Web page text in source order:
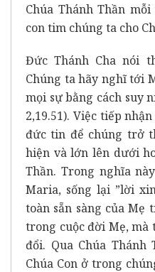
Chúa Thánh Thần
con tim chúng ta cho
Đức Thánh Cha nói
Chúng ta hãy nghĩ tới
mọi sự bằng cách suy
2,19.51). Việc tiếp
đức tin để chúng trở
hiện và lớn lên dưới
Thần. Trong nghĩa
Maria, sống lại ”lời
toàn sẵn sàng của Mẹ
trong cuộc đời Mẹ,
đổi. Qua Chúa Thánh
Chúa Con ở trong